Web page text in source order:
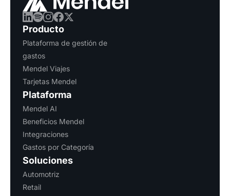
Producto
Plataforma de gestión de
gastos
Mendel Viajes
Tarjetas Mendel
Plataforma
Mendel AI
Beneficios Mendel
Integraciones
Gastos por Categoría
Soluciones
Automotriz
Retail